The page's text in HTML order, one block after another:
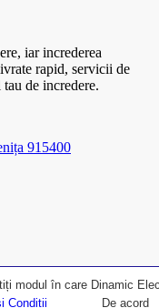
modul în care Dinamic
Condiții De acord
iar increderea
rapid, servicii de
de incredere.
915400